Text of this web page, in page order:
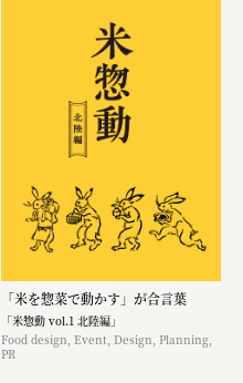
「米を惣菜で動かす」が合言葉
「米惣動 vol.1 北陸編」
Food design, Event, Design, Planning,
PR